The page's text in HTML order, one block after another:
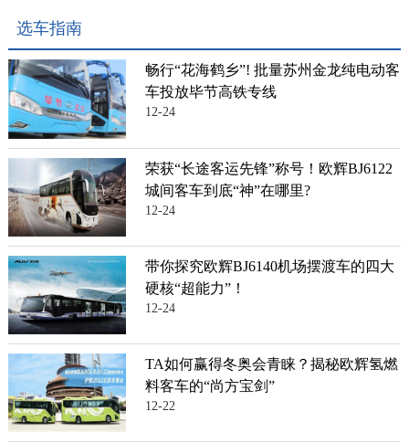
选车指南
畅行“花海鹤乡”! 批量苏州金龙纯电动客
车投放毕节高铁专线
12-24
荣获“长途客运先锋”称号！欧辉BJ6122
城间客车到底“神”在哪里?
12-24
带你探究欧辉BJ6140机场摆渡车的四大
硬核“超能力”！
12-24
TA如何赢得冬奥会青睐？揭秘欧辉氢燃
料客车的“尚方宝剑”
12-22